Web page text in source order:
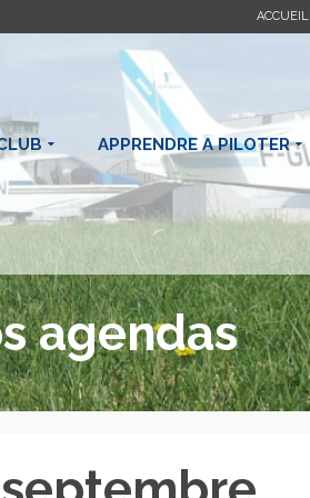
ACCUEIL
APPRENDRE A PILOTER
agendas